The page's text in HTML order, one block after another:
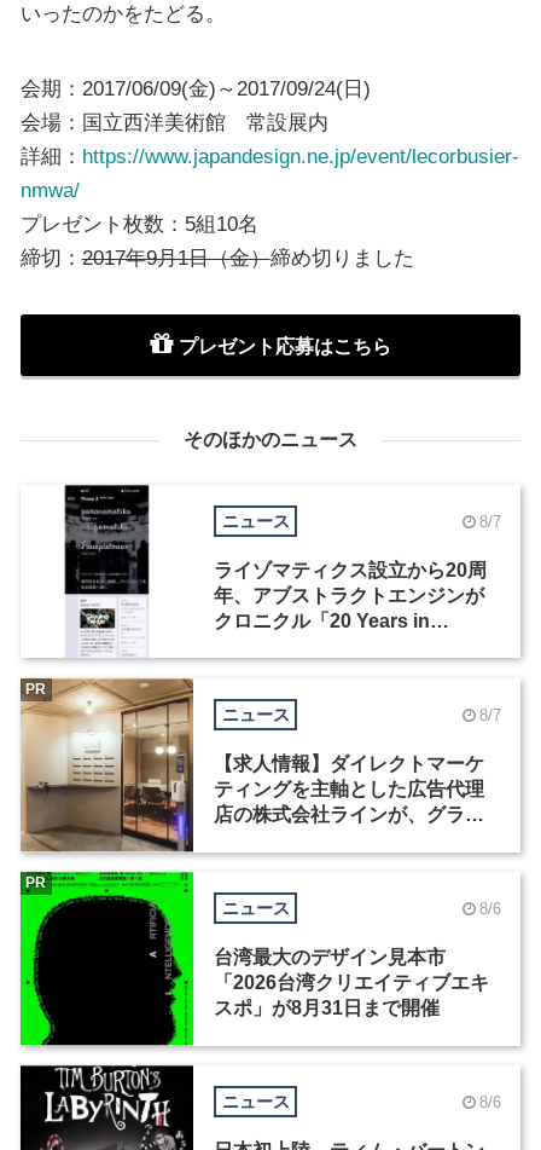
いったのかをたどる。
会期：2017/06/09(金)～2017/09/24(日)
会場：国立西洋美術館 常設展内
詳細： https://www.japandesign.ne.jp/event/lecorbusier-
nmwa/
プレゼント枚数：5組10名
締切：2017年9月1日（金）締め切りました
プレゼント応募はこちら
そのほかのニュース
ニュース 8/7
ライゾマティクス設立から20周
年、アブストラクトエンジンが
クロニクル「20 Years in
ニュース 8/7
【求人情報】ダイレクトマーケ
ティングを主軸とした広告代理
店の株式会社ラインが、グラフ
PR
ニュース 8/6
台湾最大のデザイン見本市
「2026台湾クリエイティブエキ
スポ」が8月31日まで開催
PR
ニュース 8/6